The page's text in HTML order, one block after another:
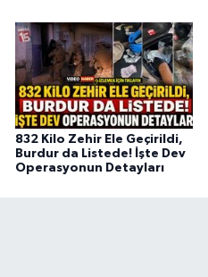
832 Kilo Zehir Ele Geçirildi,
Burdur da Listede! İşte Dev
Operasyonun Detayları